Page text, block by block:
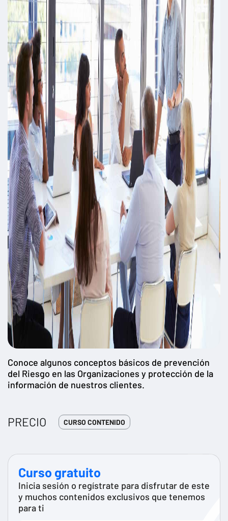
Conoce algunos conceptos básicos de prevención
del Riesgo en las Organizaciones y protección de la
información de nuestros clientes.
PRECIO CURSO CONTENIDO
Curso gratuito
Inicia sesión o regístrate para disfrutar de este
y muchos contenidos exclusivos que tenemos
para ti